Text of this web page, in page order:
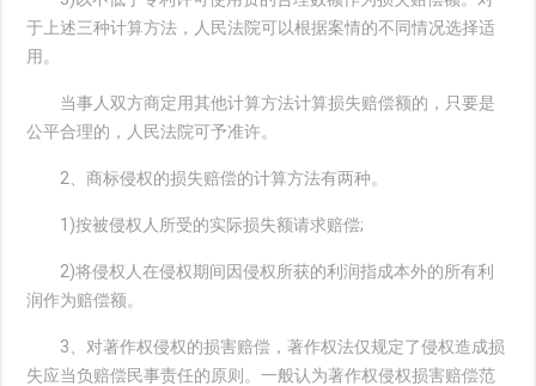
于上述三种计算方法，人民法院可以根据案情的不同情况选择适
用。
当事人双方商定用其他计算方法计算损失赔偿额的，只要是
公平合理的，人民法院可予准许。
2、商标侵权的损失赔偿的计算方法有两种。
1)按被侵权人所受的实际损失额请求赔偿;
2)将侵权人在侵权期间因侵权所获的利润指成本外的所有利
润作为赔偿额。
3、对著作权侵权的损害赔偿，著作权法仅规定了侵权造成损
失应当负赔偿民事责任的原则。一般认为著作权侵权损害赔偿范